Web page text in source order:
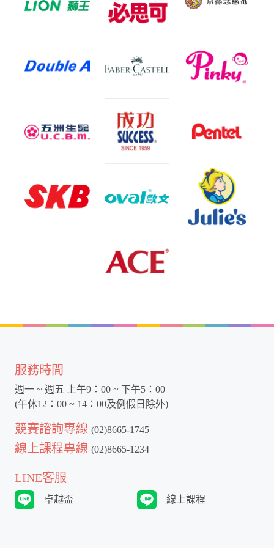
服務時間
週一 ~ 週五 上午9：00 ~ 下午5：00
(午休12：00 ~ 14：00及例假日除外)
競賽諮詢專線 (02)8665-1745
線上課程專線 (02)8665-1234
LINE客服
卓越盃 線上課程